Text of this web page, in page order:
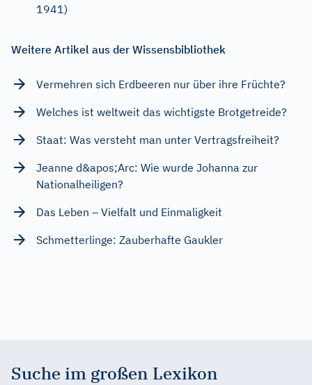
1941)
Weitere Artikel aus der Wissensbibliothek
Vermehren sich Erdbeeren nur über ihre Früchte?
Welches ist weltweit das wichtigste Brotgetreide?
Staat: Was versteht man unter Vertragsfreiheit?
Jeanne d&apos;Arc: Wie wurde Johanna zur
Nationalheiligen?
Das Leben – Vielfalt und Einmaligkeit
Schmetterlinge: Zauberhafte Gaukler
Suche im großen Lexikon